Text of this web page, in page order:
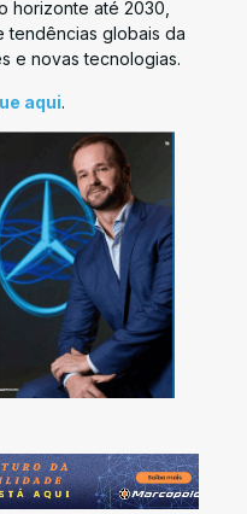
horizonte até 2030,
tendências globais da
e novas tecnologias.
aqui.